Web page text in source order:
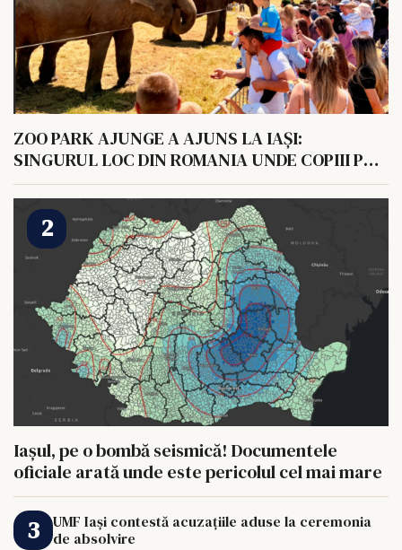
ZOO PARK AJUNGE A AJUNS LA IAȘI:
SINGURUL LOC DIN ROMANIA UNDE COPIII POT
HRANI UN ELEFANT
Iașul, pe o bombă seismică! Documentele
oficiale arată unde este pericolul cel mai mare
UMF Iași contestă acuzațiile aduse la ceremonia
de absolvire